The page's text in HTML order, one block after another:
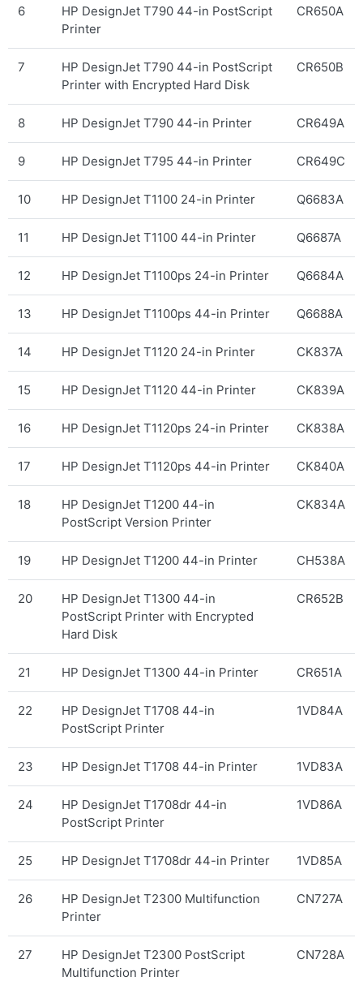
6
HP DesignJet T790 44-in PostScript
Printer
CR650A
7
HP DesignJet T790 44-in PostScript
Printer with Encrypted Hard Disk
CR650B
8 HP DesignJet T790 44-in Printer CR649A
9 HP DesignJet T795 44-in Printer CR649C
10 HP DesignJet T1100 24-in Printer Q6683A
11 HP DesignJet T1100 44-in Printer Q6687A
12 HP DesignJet T1100ps 24-in Printer Q6684A
13 HP DesignJet T1100ps 44-in Printer Q6688A
14 HP DesignJet T1120 24-in Printer CK837A
15 HP DesignJet T1120 44-in Printer CK839A
16 HP DesignJet T1120ps 24-in Printer CK838A
17 HP DesignJet T1120ps 44-in Printer CK840A
18
HP DesignJet T1200 44-in
PostScript Version Printer
CK834A
19 HP DesignJet T1200 44-in Printer CH538A
20
HP DesignJet T1300 44-in
PostScript Printer with Encrypted
Hard Disk
CR652B
21 HP DesignJet T1300 44-in Printer CR651A
22
HP DesignJet T1708 44-in
PostScript Printer
1VD84A
23 HP DesignJet T1708 44-in Printer 1VD83A
24
HP DesignJet T1708dr 44-in
PostScript Printer
1VD86A
25 HP DesignJet T1708dr 44-in Printer 1VD85A
26
HP DesignJet T2300 Multifunction
Printer
CN727A
27
HP DesignJet T2300 PostScript
Multifunction Printer
CN728A